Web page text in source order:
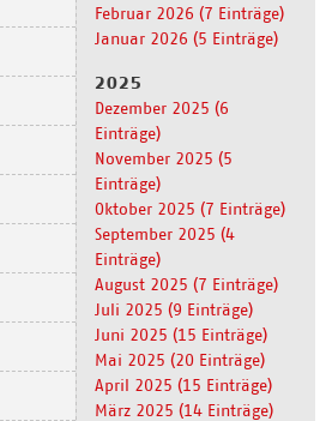
Februar 2026 (7 Einträge)
Januar 2026 (5 Einträge)
2025
Dezember 2025 (6
Einträge)
November 2025 (5
Einträge)
Oktober 2025 (7 Einträge)
September 2025 (4
Einträge)
August 2025 (7 Einträge)
Juli 2025 (9 Einträge)
Juni 2025 (15 Einträge)
Mai 2025 (20 Einträge)
April 2025 (15 Einträge)
März 2025 (14 Einträge)